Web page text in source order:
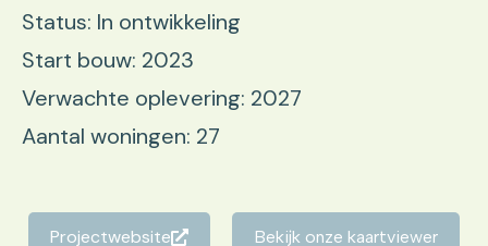
Status: In ontwikkeling
Start bouw: 2023
Verwachte oplevering: 2027
Aantal woningen: 27
Projectwebsite Bekijk onze kaartviewer